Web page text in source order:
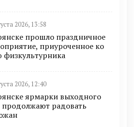
2026, 13:58
прошло праздничное
приуроченное ко
2026, 12:40
ярмарки выходного
радовать